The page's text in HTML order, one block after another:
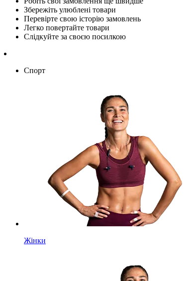
Збережіть улюблені товари
Перевірте свою історію замовлень
Легко повертайте товари
Слідкуйте за своєю посилкою
Спорт
Жінки